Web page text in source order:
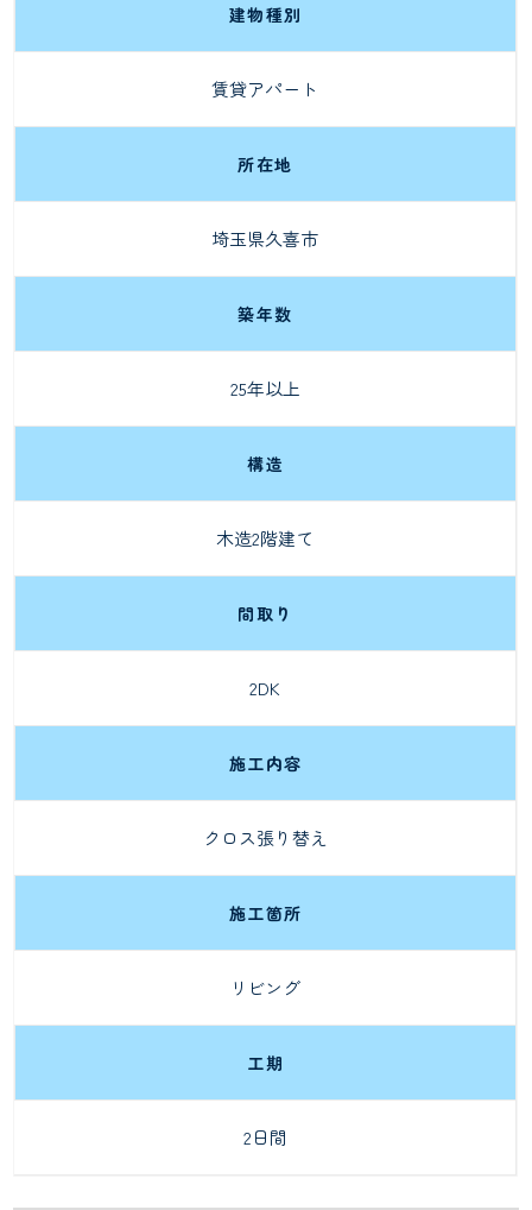
建物種別
賃貸アパート
所在地
埼玉県久喜市
築年数
25年以上
構造
木造2階建て
間取り
2DK
施工内容
クロス張り替え
施工箇所
リビング
工期
2日間